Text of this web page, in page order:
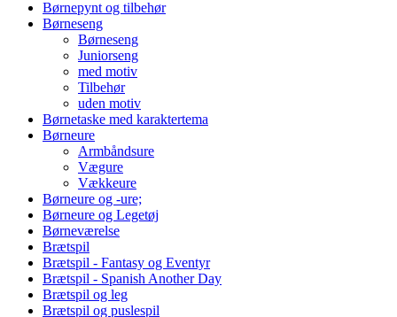
Børnepynt og tilbehør
Børneseng
Børneseng
Juniorseng
med motiv
Tilbehør
uden motiv
Børnetaske med karaktertema
Børneure
Armbåndsure
Vægure
Vækkeure
Børneure og -ure;
Børneure og Legetøj
Børneværelse
Brætspil
Brætspil - Fantasy og Eventyr
Brætspil - Spanish Another Day
Brætspil og leg
Brætspil og puslespil